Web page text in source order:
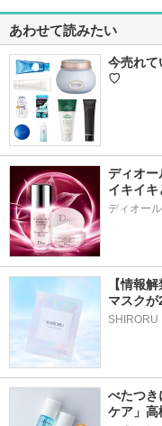
あわせて読みたい
今売れて
♡
ディオー
イキイキ
ディオール
【情報
マスクが
SHIRORU
べたつき
ケア」高